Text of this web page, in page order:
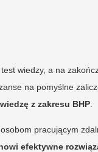
wiedzy, a na
na pomyślne
z zakresu BHP
pracującym
efektywne